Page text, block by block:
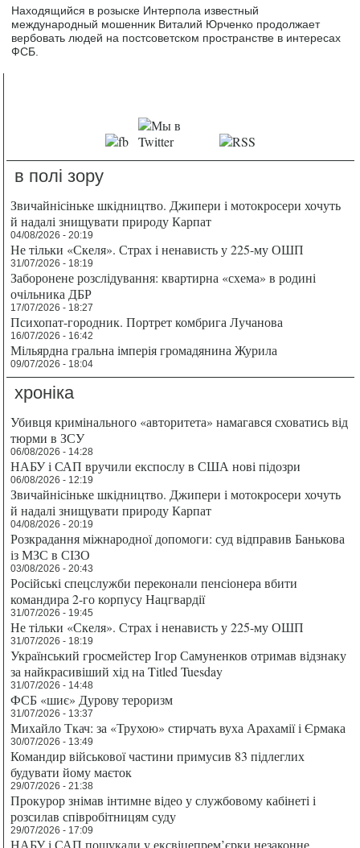
Находящийся в розыске Интерпола известный
международный мошенник Виталий Юрченко продолжает
вербовать людей на постсоветском пространстве в интересах
ФСБ.
в полі зору
Звичайнісіньке шкідництво. Джипери і мотокросери хочуть
й надалі знищувати природу Карпат
04/08/2026 - 20:19
Не тільки «Скеля». Страх і ненависть у 225-му ОШП
31/07/2026 - 18:19
Заборонене розслідування: квартирна «схема» в родині
очільника ДБР
17/07/2026 - 18:27
Психопат-городник. Портрет комбрига Лучанова
16/07/2026 - 16:42
Мільярдна гральна імперія громадянина Журила
09/07/2026 - 18:04
хроніка
Убивця кримінального «авторитета» намагався сховатись від
тюрми в ЗСУ
06/08/2026 - 14:28
НАБУ і САП вручили експослу в США нові підозри
06/08/2026 - 12:19
Звичайнісіньке шкідництво. Джипери і мотокросери хочуть
й надалі знищувати природу Карпат
04/08/2026 - 20:19
Розкрадання міжнародної допомоги: суд відправив Банькова
із МЗС в СІЗО
03/08/2026 - 20:43
Російські спецслужби переконали пенсіонера вбити
командира 2-го корпусу Нацгвардії
31/07/2026 - 19:45
Не тільки «Скеля». Страх і ненависть у 225-му ОШП
31/07/2026 - 18:19
Український гросмейстер Ігор Самуненков отримав відзнаку
за найкрасивіший хід на Titled Tuesday
31/07/2026 - 14:48
ФСБ «шиє» Дурову тероризм
31/07/2026 - 13:37
Михайло Ткач: за «Трухою» стирчать вуха Арахамії і Єрмака
30/07/2026 - 13:49
Командир військової частини примусив 83 підлеглих
будувати йому маєток
29/07/2026 - 21:38
Прокурор знімав інтимне відео у службовому кабінеті і
розсилав співробітницям суду
29/07/2026 - 17:09
НАБУ і САП пошукали у ексвіцепрем’єрки незаконне